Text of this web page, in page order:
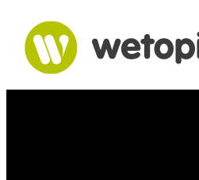
contenido